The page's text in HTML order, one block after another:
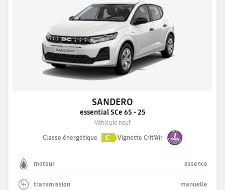
SANDERO
essential SCe 65 - 25
Véhicule neuf
Classe énergétique
C Vignette Crit'Air
moteur essence
transmission manuelle